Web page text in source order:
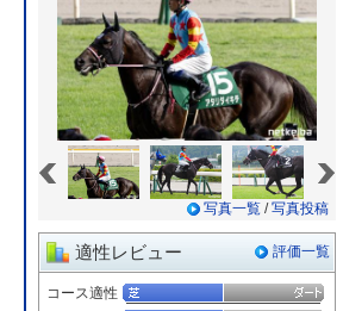
写真一覧 /写真投稿
適性レビュー 評価一覧
コース適性